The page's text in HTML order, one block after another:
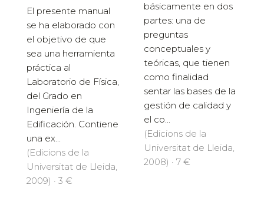
El presente manual
se ha elaborado con
el objetivo de que
sea una herramienta
práctica al
Laboratorio de Física,
del Grado en
Ingeniería de la
Edificación. Contiene
una ex...
(Edicions de la
Universitat de Lleida,
2009) · 3 €
básicamente en dos
partes: una de
preguntas
conceptuales y
teóricas, que tienen
como finalidad
sentar las bases de la
gestión de calidad y
el co...
(Edicions de la
Universitat de Lleida,
2008) · 7 €